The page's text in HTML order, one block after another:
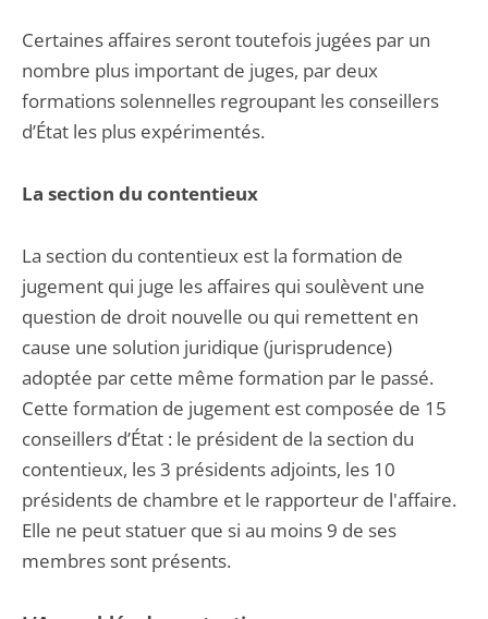
Certaines affaires seront toutefois jugées par un
nombre plus important de juges, par deux
formations solennelles regroupant les conseillers
d’État les plus expérimentés.
La section du contentieux
La section du contentieux est la formation de
jugement qui juge les affaires qui soulèvent une
question de droit nouvelle ou qui remettent en
cause une solution juridique (jurisprudence)
adoptée par cette même formation par le passé.
Cette formation de jugement est composée de 15
conseillers d’État : le président de la section du
contentieux, les 3 présidents adjoints, les 10
présidents de chambre et le rapporteur de l'affaire.
Elle ne peut statuer que si au moins 9 de ses
membres sont présents.